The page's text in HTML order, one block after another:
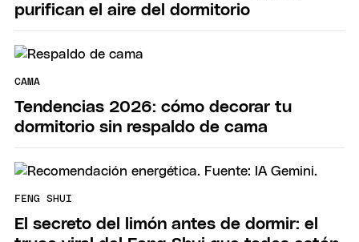
purifican el aire del dormitorio
CAMA
Tendencias 2026: cómo decorar tu
dormitorio sin respaldo de cama
FENG SHUI
El secreto del limón antes de dormir: el